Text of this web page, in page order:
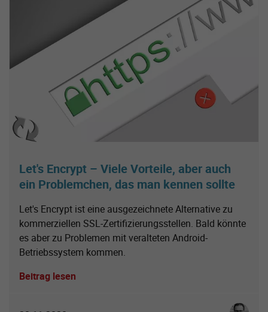
Let's Encrypt – Viele Vorteile, aber auch
ein Problemchen, das man kennen sollte
Let's Encrypt ist eine ausgezeichnete Alternative zu
kommerziellen SSL-Zertifizierungsstellen. Bald könnte
es aber zu Problemen mit veralteten Android-
Betriebssystem kommen.
Beitrag lesen